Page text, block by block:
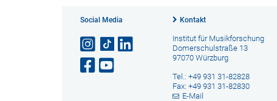
Social Media Kontakt
Institut für Musikforschung
Domerschulstraße 13
97070 Würzburg
Tel.: +49 931 31-82828
Fax: +49 931 31-82830
E-Mail